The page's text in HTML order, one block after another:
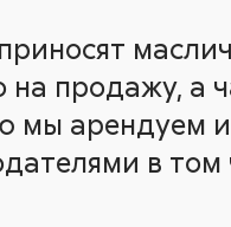
продажу, а
мы арендуем
в